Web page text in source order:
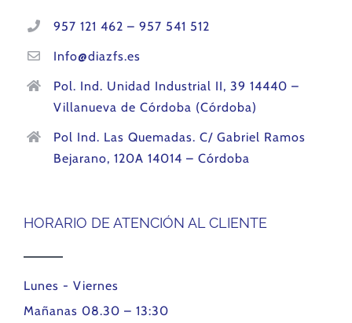
957 121 462 – 957 541 512
Info@diazfs.es
Pol. Ind. Unidad Industrial II, 39 14440 –
Villanueva de Córdoba (Córdoba)
Pol Ind. Las Quemadas. C/ Gabriel Ramos
Bejarano, 120A 14014 – Córdoba
HORARIO DE ATENCIÓN AL CLIENTE
Lunes - Viernes
Mañanas 08.30 – 13:30